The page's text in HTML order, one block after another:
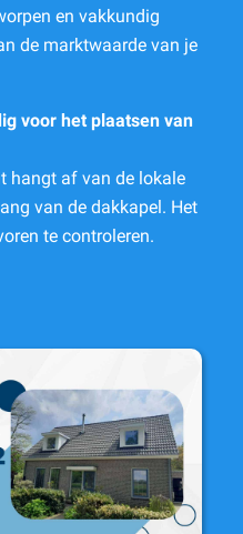
en vakkundig
de marktwaarde van je
voor het plaatsen van
hangt af van de lokale
van de dakkapel. Het
te controleren.